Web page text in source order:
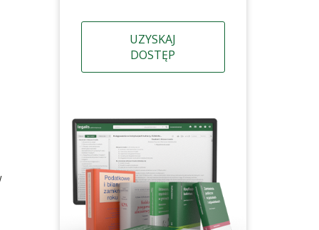
UZYSKAJ
DOSTĘP